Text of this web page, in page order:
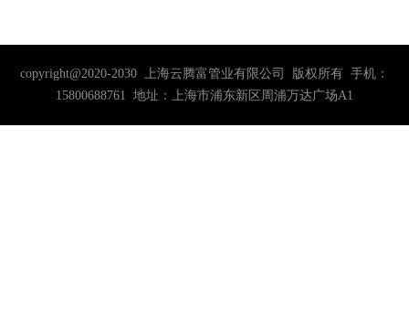
copyright@2020-2030 上海云腾富管业有限公司 版权所有 手机：
15800688761 地址：上海市浦东新区周浦万达广场A1